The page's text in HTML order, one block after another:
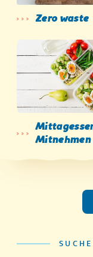
Zero waste
Mitnehmen